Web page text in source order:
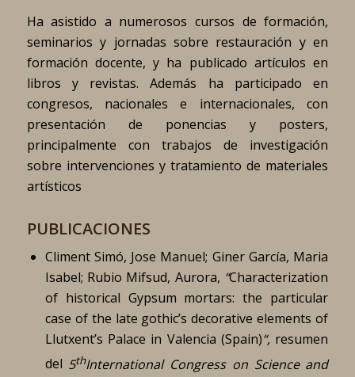
Ha asistido a numerosos cursos de formación,
seminarios y jornadas sobre restauración y en
formación docente, y ha publicado artículos en
libros y revistas. Además ha participado en
congresos, nacionales e internacionales, con
presentación de ponencias y posters,
principalmente con trabajos de investigación
sobre intervenciones y tratamiento de materiales
artísticos
PUBLICACIONES
Climent Simó, Jose Manuel; Giner García, Maria
Isabel; Rubio Mifsud, Aurora, “Characterization
of historical Gypsum mortars: the particular
case of the late gothic’s decorative elements of
Llutxent’s Palace in Valencia (Spain)“, resumen
del 5thInternational Congress on Science and